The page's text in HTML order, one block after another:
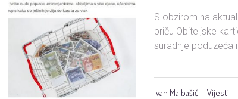
S obzirom na
priču Obiteljske
suradnje poduzeća
Ivan Malbašić Vijesti